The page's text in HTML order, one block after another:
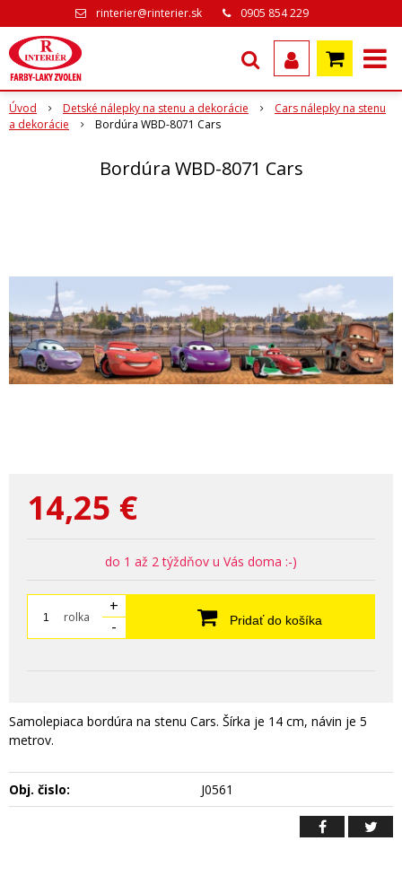
rinterier@rinterier.sk 0905 854 229
Úvod Detské nálepky na stenu a dekorácie
Cars nálepky na stenu
a dekorácie
Bordúra WBD-8071 Cars
Bordúra WBD-8071 Cars
14,25 €
do 1 až 2 týždňov u Vás doma :-)
rolka
+
-
Pridať do košíka
Samolepiaca bordúra na stenu Cars. Šírka je 14 cm, návin je 5
metrov.
Obj. čislo: J0561